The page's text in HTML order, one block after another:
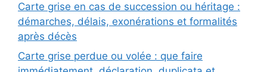
Carte grise en cas de succession ou héritage :
démarches, délais, exonérations et formalités
après décès
Carte grise perdue ou volée : que faire